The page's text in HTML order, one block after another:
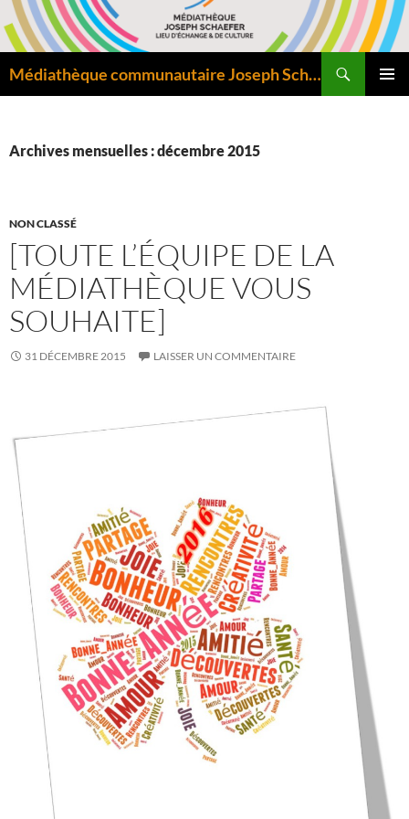
Aller
au
contenu
Médiathèque communautaire Joseph Schaefer de Bitche – Pôle départemental de lecture publique
Archives mensuelles : décembre 2015
NON CLASSÉ
[TOUTE L’ÉQUIPE DE LA
MÉDIATHÈQUE VOUS
SOUHAITE]
31 DÉCEMBRE 2015 LAISSER UN COMMENTAIRE